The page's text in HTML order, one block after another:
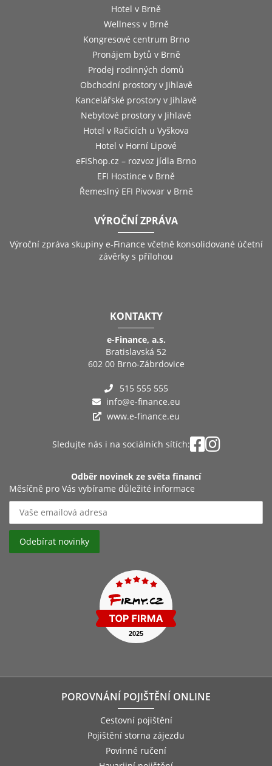
Hotel v Brně
Wellness v Brně
Kongresové centrum Brno
Pronájem bytů v Brně
Prodej rodinných domů
Obchodní prostory v Jihlavě
Kancelářské prostory v Jihlavě
Nebytové prostory v Jihlavě
Hotel v Račicích u Vyškova
Hotel v Horní Lipové
eFiShop.cz – rozvoz jídla Brno
EFI Hostince v Brně
Řemeslný EFI Pivovar v Brně
VÝROČNÍ ZPRÁVA
Výroční zpráva skupiny e-Finance včetně konsolidované účetní
závěrky s přílohou
KONTAKTY
e-Finance, a.s.
Bratislavská 52
602 00 Brno-Zábrdovice
515 555 555
info@e-finance.eu
www.e-finance.eu
Sledujte nás i na sociálních sítích:
Odběr novinek ze světa financí
Měsíčně pro Vás vybírame důležité informace
POROVNÁNÍ POJIŠTĚNÍ ONLINE
Cestovní pojištění
Pojištění storna zájezdu
Povinné ručení